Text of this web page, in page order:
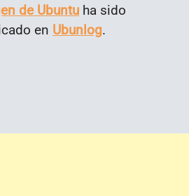
de Ubuntu ha sido
en Ubunlog.